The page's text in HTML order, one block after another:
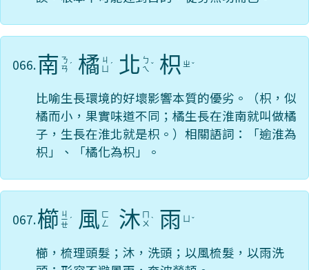
066.南
ㄋ
ㄢ ˊ 橘 ㄐ
ˊ 北 ㄅ
ㄟ ˇ 枳 ㄓ ˇ
比喻生長環境的好壞影響本質的優劣。（枳，似
橘而小，果實味道不同；橘生長在淮南就叫做橘
子，生長在淮北就是枳。）相關語詞：「逾淮為
枳」、「橘化為枳」。
067.櫛 ㄐ
ㄧ
ㄝ
ˊ 風 ㄈ
ㄥ
沐 ㄨ ˋ 雨 ˇ
櫛，梳理頭髮；沐，洗頭；以風梳髮，以雨洗